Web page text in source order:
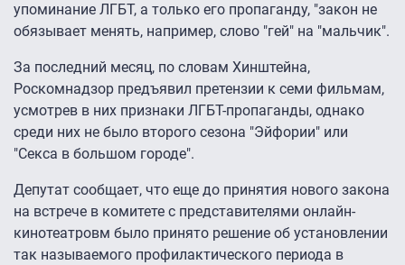
упоминание ЛГБТ, а только его пропаганду, "закон не
обязывает менять, например, слово "гей" на "мальчик".
За последний месяц, по словам Хинштейна,
Роскомнадзор предъявил претензии к семи фильмам,
усмотрев в них признаки ЛГБТ-пропаганды, однако
среди них не было второго сезона "Эйфории" или
"Секса в большом городе".
Депутат сообщает, что еще до принятия нового закона
на встрече в комитете с представителями онлайн-
кинотеатровм было принято решение об установлении
так называемого профилактического периода в